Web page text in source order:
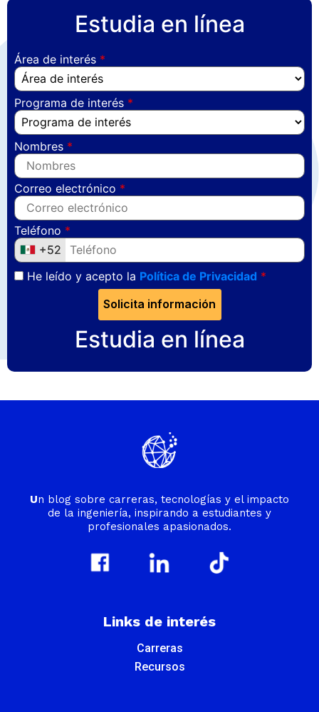
Estudia en línea
Área de interés
Programa de interés
Nombres
Correo electrónico
Teléfono
+52
+52
He leído y acepto la Política de Privacidad
Solicita información
Estudia en línea
Un blog sobre carreras, tecnologías y el impacto
de la ingeniería, inspirando a estudiantes y
profesionales apasionados.
Links de interés
Carreras
Recursos